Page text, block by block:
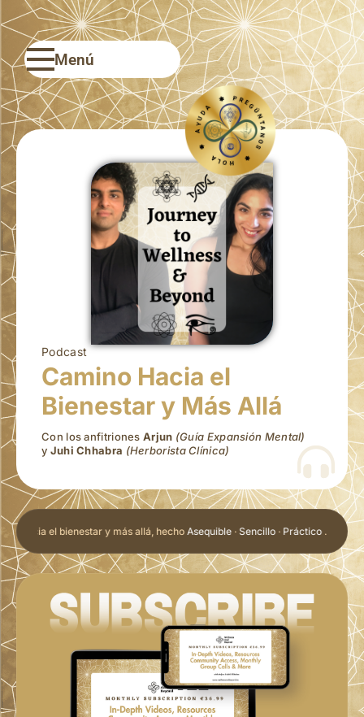
Menú
Podcast
Camino Hacia el
Bienestar y Más Allá
Con los anfitriones Arjun (Guía Expansión Mental)
y Juhi Chhabra (Herborista Clínica)
PREGÚNTANOS ❃ HOLA ❃ AYUDA ❃
hacia el bienestar y más allá, hechoAsequible·Sencillo·Práctico. Camino